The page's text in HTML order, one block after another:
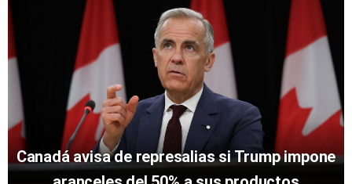
Canadá avisa de represalias si Trump impone